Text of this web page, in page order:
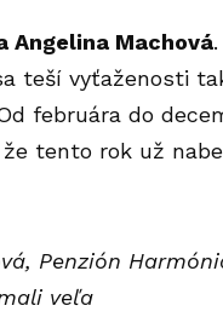
Angelina Machová.
teší vyťaženosti
februára do
tento rok už
Penzión
veľa